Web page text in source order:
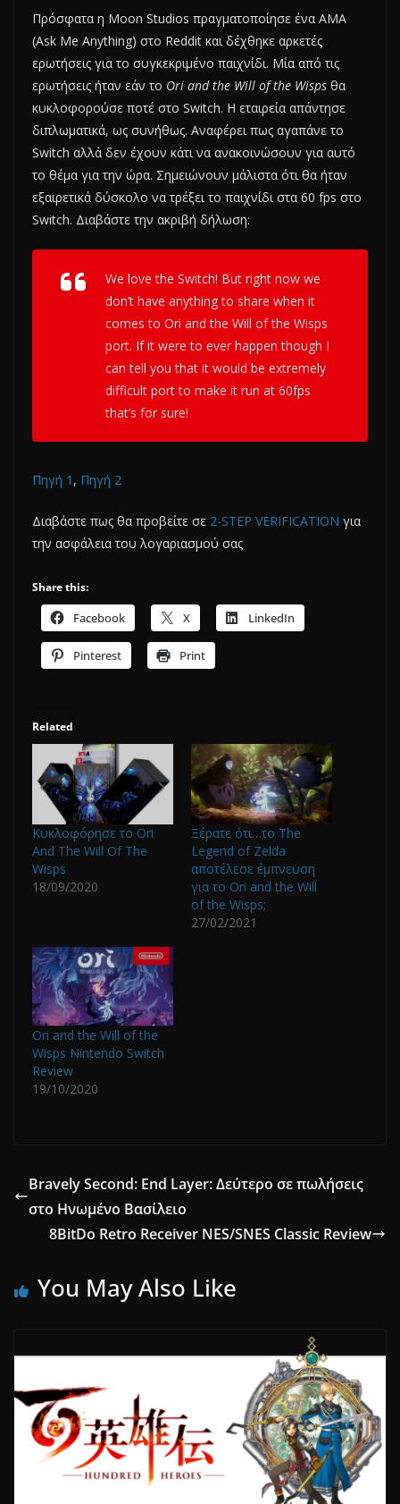
Πρόσφατα η Moon Studios πραγματοποίησε ένα AMA
(Ask Me Anything) στο Reddit και δέχθηκε αρκετές
ερωτήσεις για το συγκεκριμένο παιχνίδι. Μία από τις
ερωτήσεις ήταν εάν το Ori and the Will of the Wisps θα
κυκλοφορούσε ποτέ στο Switch. Η εταιρεία απάντησε
διπλωματικά, ως συνήθως. Αναφέρει πως αγαπάνε το
Switch αλλά δεν έχουν κάτι να ανακοινώσουν για αυτό
το θέμα για την ώρα. Σημειώνουν μάλιστα ότι θα ήταν
εξαιρετικά δύσκολο να τρέξει το παιχνίδι στα 60 fps στο
Switch. Διαβάστε την ακριβή δήλωση:
We love the Switch! But right now we
don’t have anything to share when it
comes to Ori and the Will of the Wisps
port. If it were to ever happen though I
can tell you that it would be extremely
difficult port to make it run at 60fps
that’s for sure!
Πηγή 1 , Πηγή 2
Διαβάστε πως θα προβείτε σε 2-STEP VERIFICATION για
την ασφάλεια του λογαριασμού σας
Share this:
Facebook X LinkedIn
Pinterest Print
Related
Κυκλοφόρησε το Ori
And The Will Of The
Wisps
18/09/2020
Ξέρατε ότι…το The
Legend of Zelda
αποτέλεσε έμπνευση
για το Ori and the Will
of the Wisps;
27/02/2021
Ori and the Will of the
Wisps Nintendo Switch
Review
19/10/2020
Bravely Second: End Layer: Δεύτερο σε πωλήσεις
στο Ηνωμένο Βασίλειο
8BitDo Retro Receiver NES/SNES Classic Review
You May Also Like